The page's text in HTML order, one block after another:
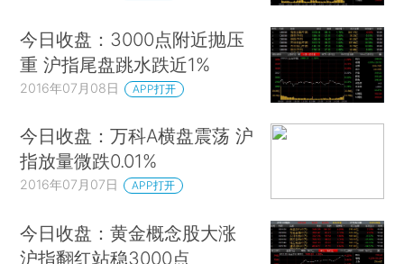
今日收盘：3000点附近抛压
重 沪指尾盘跳水跌近1%
2016年07月08日 APP打开
今日收盘：万科A横盘震荡 沪
指放量微跌0.01%
2016年07月07日 APP打开
今日收盘：黄金概念股大涨
沪指翻红站稳3000点